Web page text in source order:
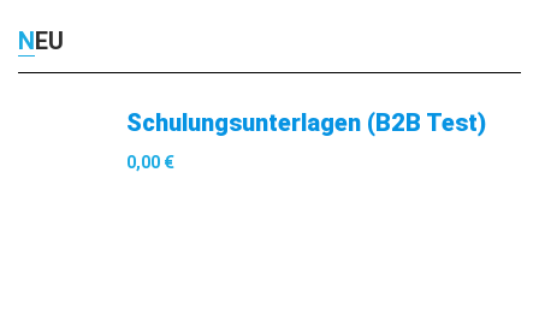
NEU
Schulungsunterlagen (B2B Test)
0,00 €